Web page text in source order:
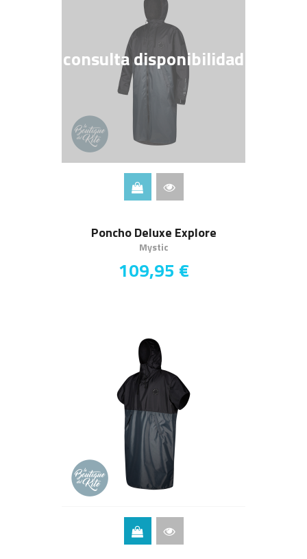
Poncho Deluxe Explore
Mystic
109,95 €
consulta disponibilidad